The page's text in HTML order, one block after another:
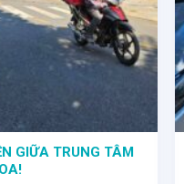
GIỮA TRUNG TÂM